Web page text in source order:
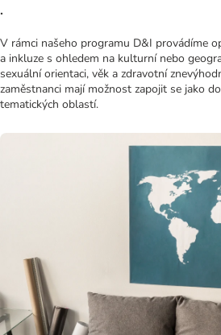
.
V rámci našeho programu D&I provádíme
a inkluze s ohledem na kulturní nebo
sexuální orientaci, věk a zdravotní
zaměstnanci mají možnost zapojit se jako
tematických oblastí.